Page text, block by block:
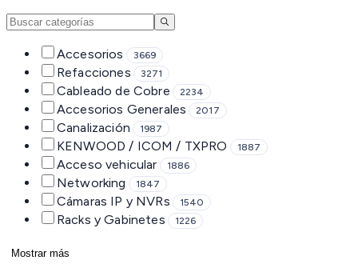
Accesorios 3669
Refacciones 3271
Cableado de Cobre 2234
Accesorios Generales 2017
Canalización 1987
KENWOOD / ICOM / TXPRO 1887
Acceso vehicular 1886
Networking 1847
Cámaras IP y NVRs 1540
Racks y Gabinetes 1226
Mostrar más